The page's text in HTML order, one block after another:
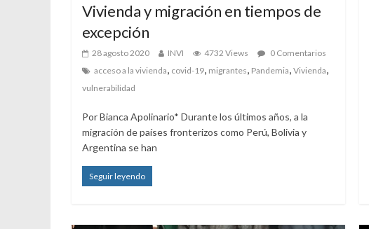
Vivienda y migración en tiempos de
excepción
28 agosto 2020 INVI 4732 Views
0 Comentarios
acceso a la vivienda covid-19 migrantes Pandemia Vivienda
vulnerabilidad
Por Bianca Apolinario* Durante los últimos años, a la
migración de países fronterizos como Perú, Bolivia y
Argentina se han
Seguir leyendo